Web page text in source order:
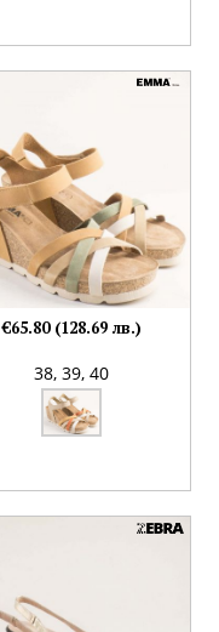
38,39,40
€65.80 (128.69 лв.)